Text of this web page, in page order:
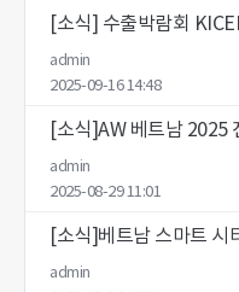
[소식] 수출박람회
admin
2025-09-16 14:48
[소식]AW 베트남 2025
admin
2025-08-29 11:01
[소식]베트남 스마트 시
admin